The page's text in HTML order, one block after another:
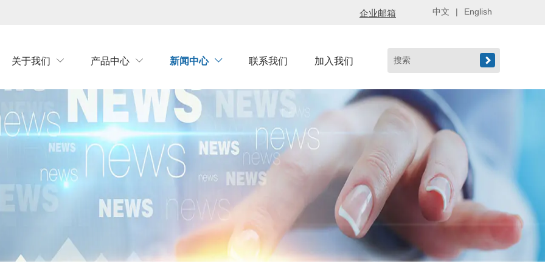
关于我们  产品中心  新闻中心  联系我们 加入我们 
中文 | English
企业邮箱